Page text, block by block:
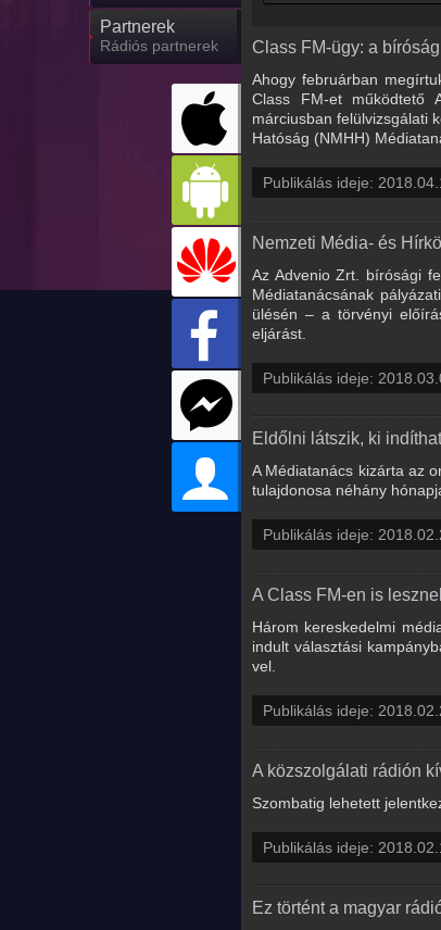
Partnerek
Rádiós partnerek Class FM-ügy: a
Ahogy februárban
Class FM-et működtető
márciusban felülvizsgálati
Hatóság (NMHH)
Publikálás ideje:
Nemzeti Média- és
Az Advenio Zrt. bírósági
Médiatanácsának
ülésén – a törvényi
eljárást.
Publikálás ideje:
Eldőlni látszik, ki
A Médiatanács kizárta az
tulajdonosa néhány
Publikálás ideje:
A Class FM-en is
Három kereskedelmi
indult választási
vel.
Publikálás ideje:
A közszolgálati rádión
Szombatig lehetett
Publikálás ideje:
Ez történt a magyar